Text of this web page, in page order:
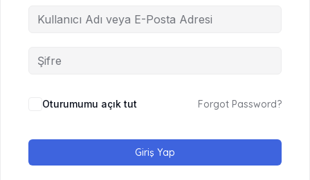
Oturumumu açık tut Forgot Password?
Giriş Yap